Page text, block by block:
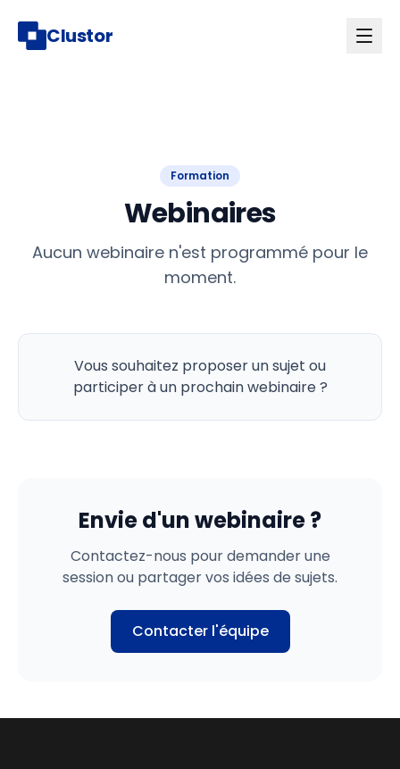
Clustor
Formation
Webinaires
Aucun webinaire n'est programmé pour le
moment.
Vous souhaitez proposer un sujet ou
participer à un prochain webinaire ?
Envie d'un webinaire ?
Contactez-nous pour demander une
session ou partager vos idées de sujets.
Contacter l'équipe